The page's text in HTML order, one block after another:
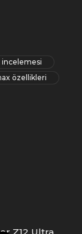
incelemesi
özellikleri